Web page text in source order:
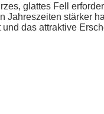
glattes Fell
stärker
das attraktive